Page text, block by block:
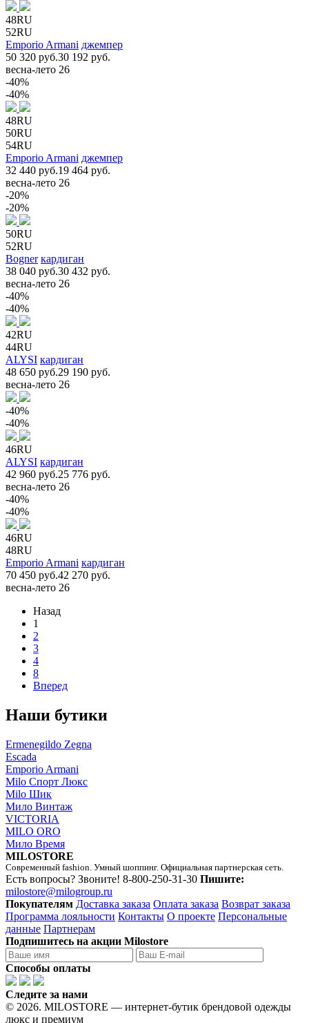
48RU
52RU
Emporio Armani джемпер
50 320 руб.30 192 руб.
весна-лето 26
-40%
-40%
48RU
50RU
54RU
Emporio Armani джемпер
32 440 руб.19 464 руб.
весна-лето 26
-20%
-20%
50RU
52RU
Bogner кардиган
38 040 руб.30 432 руб.
весна-лето 26
-40%
-40%
42RU
44RU
ALYSI кардиган
48 650 руб.29 190 руб.
весна-лето 26
-40%
-40%
46RU
ALYSI кардиган
42 960 руб.25 776 руб.
весна-лето 26
-40%
-40%
46RU
48RU
Emporio Armani кардиган
70 450 руб.42 270 руб.
весна-лето 26
Назад
1
2
3
4
8
Вперед
Наши бутики
Ermenegildo Zegna
Escada
Emporio Armani
Milo Спорт Люкс
Milo Шик
Мило Винтаж
VICTORIA
MILO ORO
Мило Время
MILOSTORE
Современный fashion. Умный шоппинг. Официальная партнерская сеть.
Есть вопросы? Звоните! 8-800-250-31-30 Пишите:
milostore@milogroup.ru
Покупателям Доставка заказа Оплата заказа Возврат заказа
Программа лояльности Контакты О проекте Персональные
данные Партнерам
Подпишитесь на акции Milostore
Способы оплаты
Следите за нами
© 2026. MILOSTORE — интернет-бутик брендовой одежды
люкс и премиум